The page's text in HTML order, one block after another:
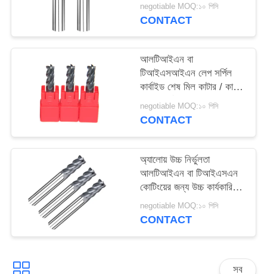
negotiable MOQ:১০ পিসি
CONTACT
আলটিআইএন বা
টিআইএসআইএন লেপ সর্পিল
কার্বাইড শেষ মিল কাটার / কালো
সলিড কার্বাইড মিলিং কাটার
negotiable MOQ:১০ পিসি
CONTACT
অ্যালোয় উচ্চ নির্ভুলতা
আলটিআইএন বা টিআইএসএন
কোটিংয়ের জন্য উচ্চ কার্যকারিতা
শেষের মিলগুলি
negotiable MOQ:১০ পিসি
CONTACT
সব